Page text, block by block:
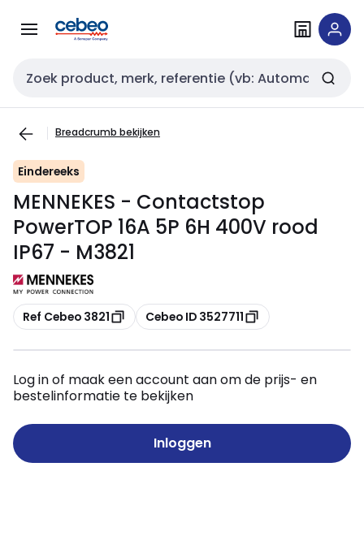
naar
naar
Zoekveld invoer
Breadcrumb bekijken
Eindereeks
MENNEKES - Contactstop
PowerTOP 16A 5P 6H 400V rood
IP67 - M3821
Kopiëren
Ref Cebeo 3821 Kopiëren
Cebeo ID 3527711
Log in of maak een account aan om de prijs- en
bestelinformatie te bekijken
Inloggen